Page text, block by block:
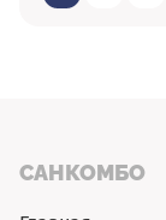
САНКОМБО